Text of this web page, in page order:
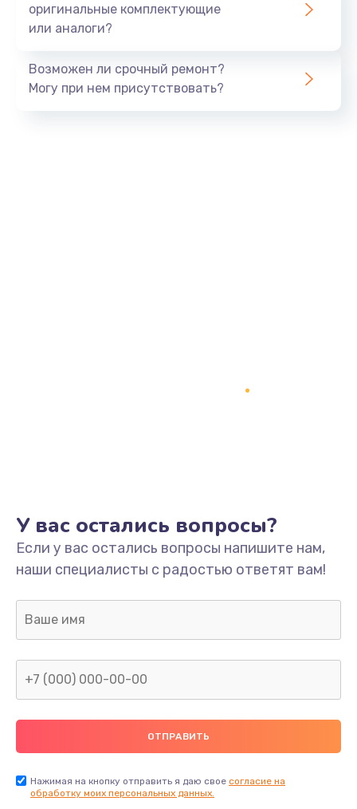
Заказать
1045 руб.
Заказать
Заказать
Ремонт цепей питания
Заказать
2045 руб.
оригинальные комплектующие
или аналоги?
Возможен ли срочный ремонт?
Могу при нем присутствовать?
У вас остались вопросы?
Если у вас остались вопросы напишите нам,
наши специалисты с радостью ответят вам!
Нажимая на кнопку отправить я даю свое согласие на
обработку моих персональных данных.